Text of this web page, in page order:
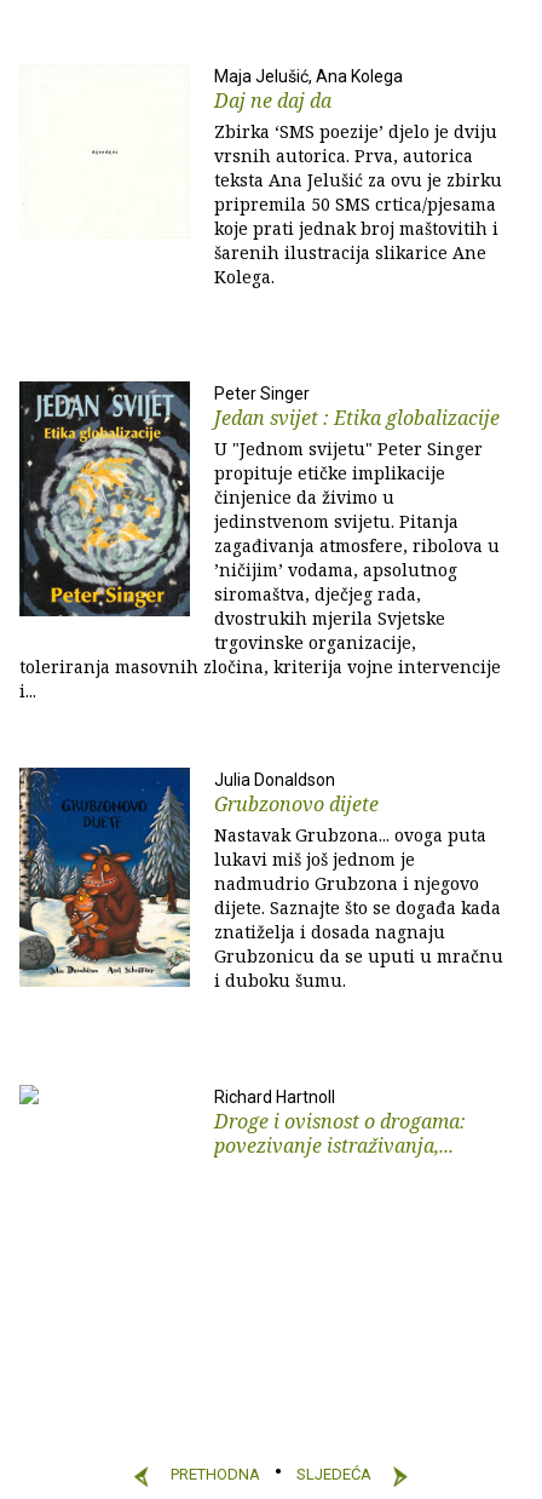
Maja Jelušić, Ana Kolega
Daj ne daj da
Zbirka ‘SMS poezije’ djelo je dviju
vrsnih autorica. Prva, autorica
teksta Ana Jelušić za ovu je zbirku
pripremila 50 SMS crtica/pjesama
koje prati jednak broj maštovitih i
šarenih ilustracija slikarice Ane
Kolega.
Peter Singer
Jedan svijet : Etika globalizacije
U "Jednom svijetu" Peter Singer
propituje etičke implikacije
činjenice da živimo u
jedinstvenom svijetu. Pitanja
zagađivanja atmosfere, ribolova u
’ničijim’ vodama, apsolutnog
siromaštva, dječjeg rada,
dvostrukih mjerila Svjetske
trgovinske organizacije,
toleriranja masovnih zločina, kriterija vojne intervencije
i...
Julia Donaldson
Grubzonovo dijete
Nastavak Grubzona... ovoga puta
lukavi miš još jednom je
nadmudrio Grubzona i njegovo
dijete. Saznajte što se događa kada
znatiželja i dosada nagnaju
Grubzonicu da se uputi u mračnu
i duboku šumu.
Richard Hartnoll
Droge i ovisnost o drogama:
povezivanje istraživanja,...
PRETHODNA SLJEDEĆA